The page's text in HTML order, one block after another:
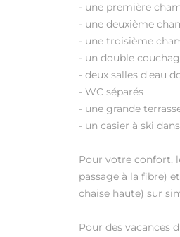
- une première
- une deuxième
- une troisième
- un double
- deux salles d'eau
- WC séparés
- une grande
- un casier à ski
Pour votre confort,
passage à la fibre)
chaise haute) sur
Pour des vacances